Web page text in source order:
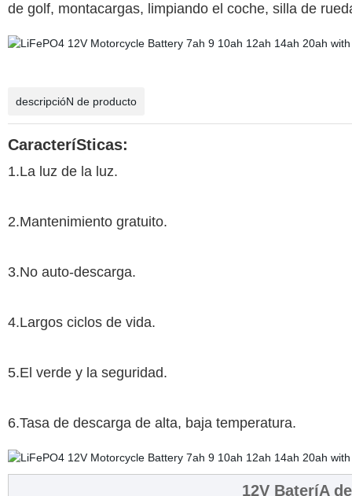
de golf, montacargas, limpiando el coche, silla de
descripcióN de producto
CaracteríSticas:
1.La luz de la luz.
2.Mantenimiento gratuito.
3.No auto-descarga.
4.Largos ciclos de vida.
5.El verde y la seguridad.
6.Tasa de descarga de alta, baja temperatura.
12V BateríA